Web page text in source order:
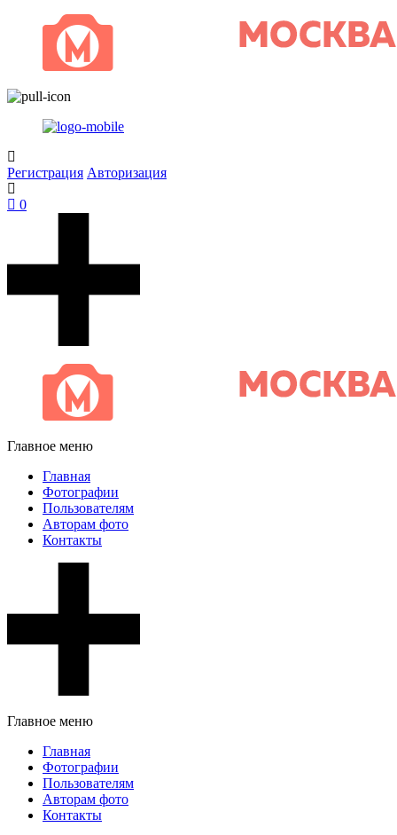
Регистрация Авторизация
0
Главное меню
Главная
Фотографии
Пользователям
Авторам фото
Контакты
Главное меню
Главная
Фотографии
Пользователям
Авторам фото
Контакты